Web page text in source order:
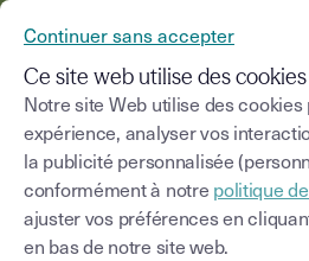
Blog
Choisir une catégorie
Continuer sans accepter
Ce site web utilise des cookies
Notre site Web utilise des
expérience, analyser vos
la publicité personnalisée
conformément à notre politique
ajuster vos préférences en
en bas de notre site web.